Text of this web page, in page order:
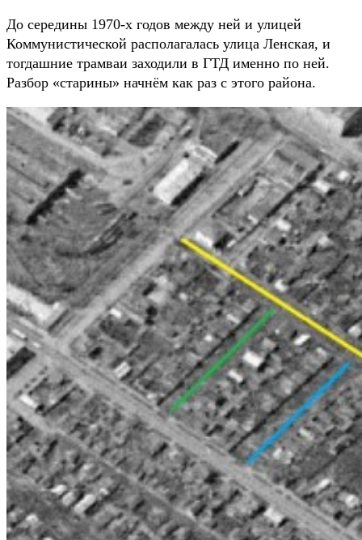
До середины 1970-х годов между ней и улицей
Коммунистической располагалась улица Ленская, и
тогдашние трамваи заходили в ГТД именно по ней.
Разбор «старины» начнём как раз с этого района.